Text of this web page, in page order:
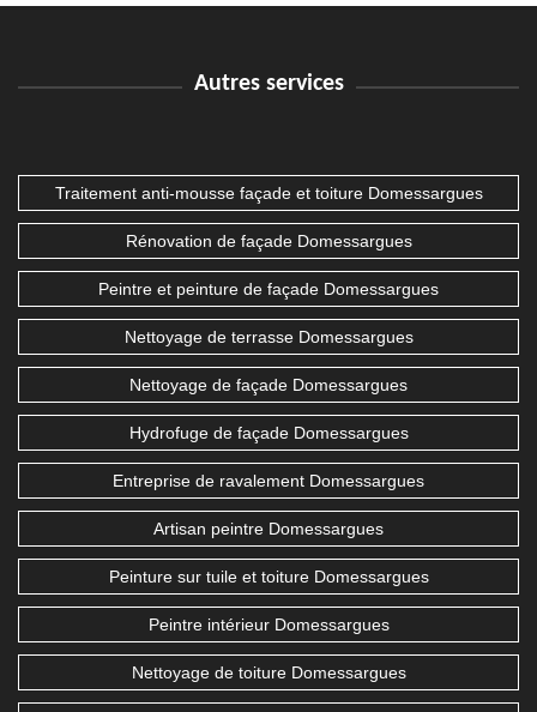
Autres services
Traitement anti-mousse façade et toiture Domessargues
Rénovation de façade Domessargues
Peintre et peinture de façade Domessargues
Nettoyage de terrasse Domessargues
Nettoyage de façade Domessargues
Hydrofuge de façade Domessargues
Entreprise de ravalement Domessargues
Artisan peintre Domessargues
Peinture sur tuile et toiture Domessargues
Peintre intérieur Domessargues
Nettoyage de toiture Domessargues